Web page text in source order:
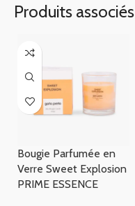
Produits associés
Bougie Parfumée en
Verre Sweet Explosion
PRIME ESSENCE